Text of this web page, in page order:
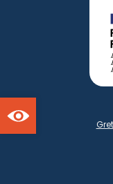
Ouvrir la barre d'outils